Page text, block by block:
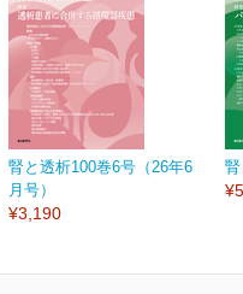
腎と透析100巻6号（26年6
月号）
¥3,190